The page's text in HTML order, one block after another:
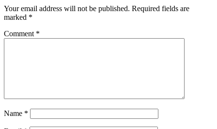
Your email address will not be published. Required fields are
marked *
Comment *
Name *